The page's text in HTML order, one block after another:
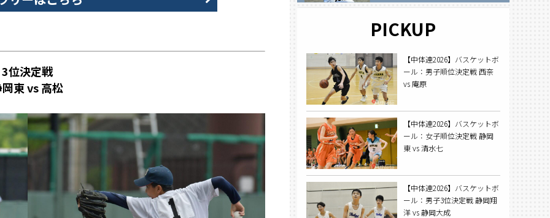
3位決定戦
東 vs 高松
PICKUP
【中体連2026】バスケットボ
ール：男子順位決定戦 西奈
vs 庵原
【中体連2026】バスケットボ
ール：女子順位決定戦 静岡
東 vs 清水七
【中体連2026】バスケットボ
ール：男子3位決定戦 静岡翔
洋 vs 静岡大成